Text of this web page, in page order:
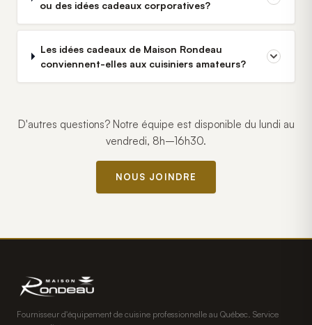
ou des idées cadeaux corporatives?
Les idées cadeaux de Maison Rondeau
conviennent-elles aux cuisiniers amateurs?
D'autres questions? Notre équipe est disponible du lundi au
vendredi, 8h–16h30.
NOUS JOINDRE
Fournisseur d'équipement de cuisine professionnelle au Québec. Service